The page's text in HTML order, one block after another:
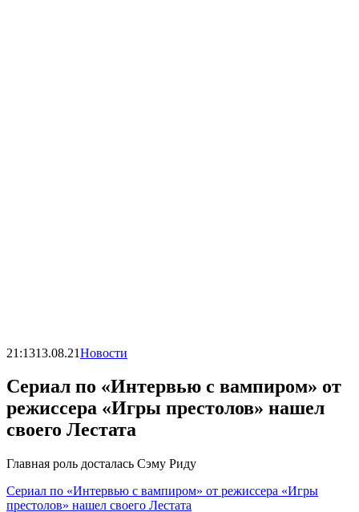
21:1313.08.21Новости
Сериал по «Интервью с вампиром» от
режиссера «Игры престолов» нашел
своего Лестата
Главная роль досталась Сэму Риду
Сериал по «Интервью с вампиром» от режиссера «Игры
престолов» нашел своего Лестата